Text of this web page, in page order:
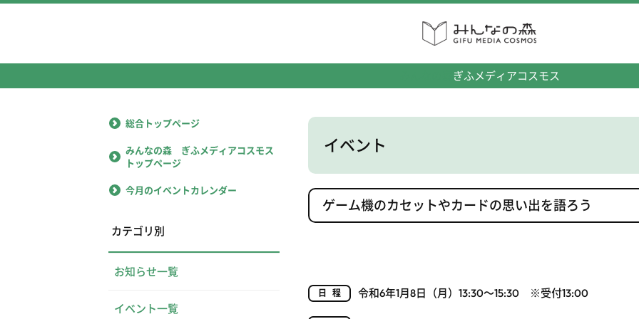
ぎふメディアコスモス
イベント
ゲーム機のカセットやカードの思い出を語ろう
日程 令和6年1月8日（月）13:30～15:30 ※受付13:00
総合トップページ
みんなの森 ぎふメディアコスモス
トップページ
今月のイベントカレンダー
カテゴリ別
お知らせ一覧
イベント一覧